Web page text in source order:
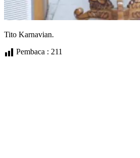
Tito Karnavian.
Pembaca : 211